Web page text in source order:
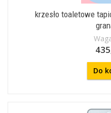
krzesło toaletowe
Do